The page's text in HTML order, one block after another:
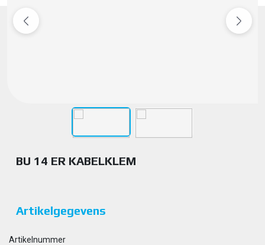
BU 14 ER KABELKLEM
Artikelgegevens
Artikelnummer